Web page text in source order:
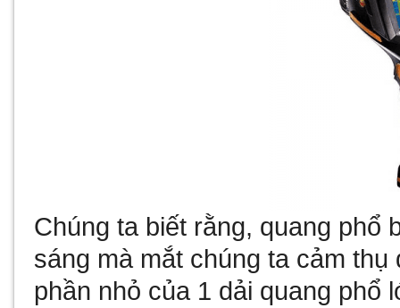
Chúng ta biết rằng, quang phổ
sáng mà mắt chúng ta cảm
phần nhỏ của 1 dải quang phổ